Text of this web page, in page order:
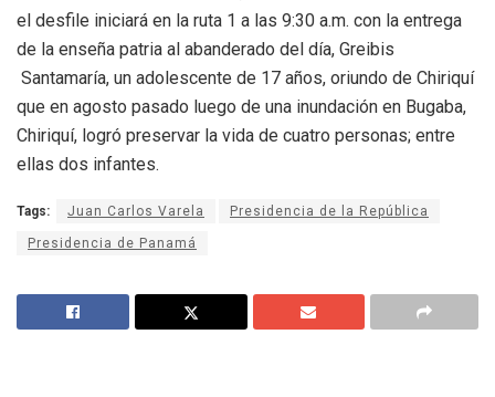
el desfile iniciará en la ruta 1 a las 9:30 a.m. con la entrega
de la enseña patria al abanderado del día, Greibis
Santamaría, un adolescente de 17 años, oriundo de Chiriquí
que en agosto pasado luego de una inundación en Bugaba,
Chiriquí, logró preservar la vida de cuatro personas; entre
ellas dos infantes.
Tags: Juan Carlos Varela Presidencia de la República
Presidencia de Panamá